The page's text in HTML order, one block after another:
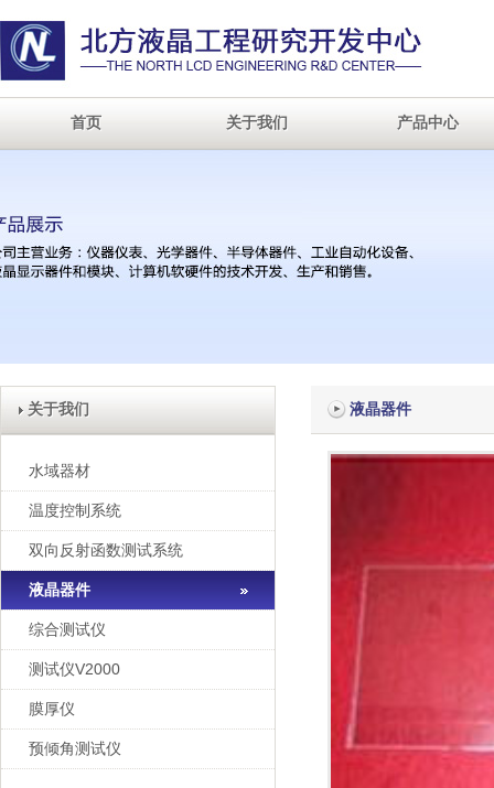
首页 关于我们 产品中心
关于我们
水域器材
温度控制系统
双向反射函数测试系统
液晶器件
综合测试仪
测试仪V2000
膜厚仪
预倾角测试仪
液晶器件